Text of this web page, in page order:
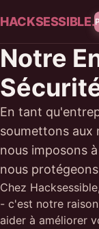
HACKSESSIBLE.
Notre
En tant
soumettons aux
nous imposons
nous
Chez
- c'est notre
aider à améliorer